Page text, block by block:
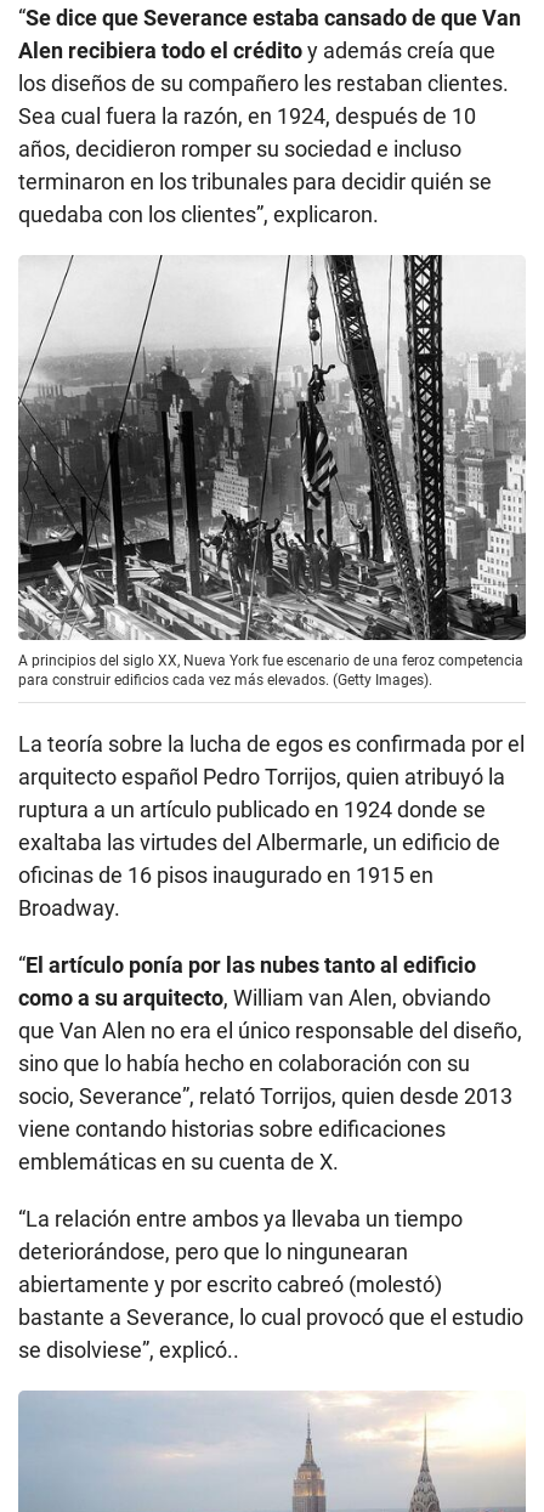
“Se dice que Severance estaba cansado de que Van
Alen recibiera todo el créditoy además creía que
los diseños de su compañero les restaban clientes.
Sea cual fuera la razón, en 1924, después de 10
años, decidieron romper su sociedad e incluso
terminaron en los tribunales para decidir quién se
quedaba con los clientes”, explicaron.
A principios del siglo XX, Nueva York fue escenario de una feroz competencia
para construir edificios cada vez más elevados. (Getty Images).
La teoría sobre la lucha de egos es confirmada por el
arquitecto español Pedro Torrijos, quien atribuyó la
ruptura a un artículo publicado en 1924 donde se
exaltaba las virtudes del Albermarle, un edificio de
oficinas de 16 pisos inaugurado en 1915 en
Broadway.
“El artículo ponía por las nubes tanto al edificio
como a su arquitecto, William van Alen, obviando
que Van Alen no era el único responsable del diseño,
sino que lo había hecho en colaboración con su
socio, Severance”, relató Torrijos, quien desde 2013
viene contando historias sobre edificaciones
emblemáticas en su cuenta de X.
“La relación entre ambos ya llevaba un tiempo
deteriorándose, pero que lo ningunearan
abiertamente y por escrito cabreó (molestó)
bastante a Severance, lo cual provocó que el estudio
se disolviese”, explicó..